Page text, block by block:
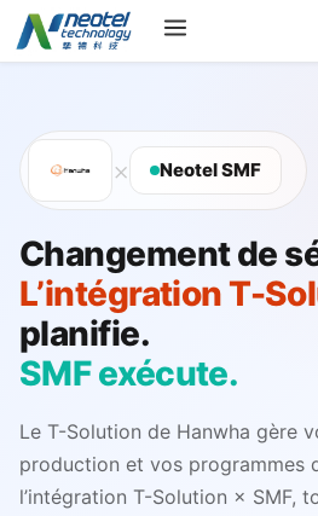
× Neotel SMF
Changement de
L’intégration T-
planifie.
SMF exécute.
Le T-Solution de Hanwha gère
production et vos programmes
l’intégration T-Solution × SMF,